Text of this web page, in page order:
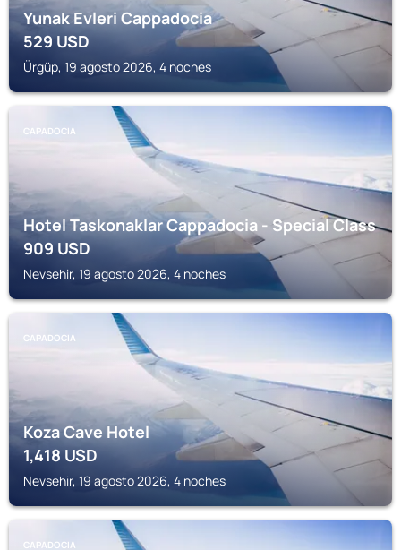
Yunak Evleri Cappadocia
529USD
Ürgüp, 19 agosto 2026, 4 noches
CAPADOCIA
Hotel Taskonaklar Cappadocia - Special Class
909USD
Nevsehir, 19 agosto 2026, 4 noches
CAPADOCIA
Koza Cave Hotel
1,418USD
Nevsehir, 19 agosto 2026, 4 noches
CAPADOCIA